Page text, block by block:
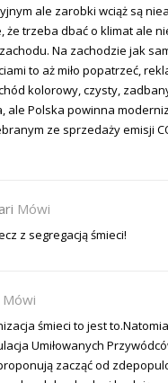
ale zarobki wciąż są
że trzeba dbać o klimat ale
Na zachodzie jak
to aż miło popatrzeć,
kolorowy, czysty,
ale Polska powinna
ze sprzedaży emisji
Mówi
z segregacją śmieci!
Mówi
śmieci to jest
Umiłowanych
zacząć od